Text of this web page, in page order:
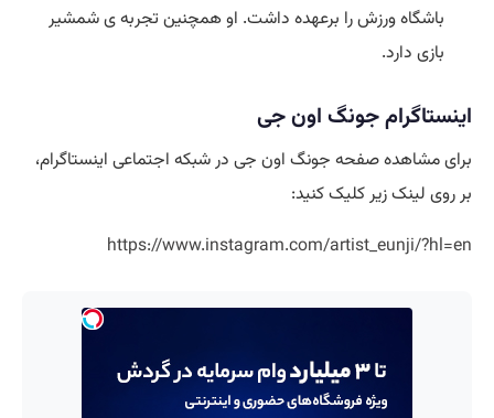
باشگاه ورزش را برعهده داشت. او همچنین تجربه ی شمشیر
بازی دارد.
اینستاگرام جونگ اون جی
برای مشاهده صفحه جونگ اون جی در شبکه اجتماعی اینستاگرام،
بر روی لینک زیر کلیک کنید:
https://www.instagram.com/artist_eunji/?hl=en